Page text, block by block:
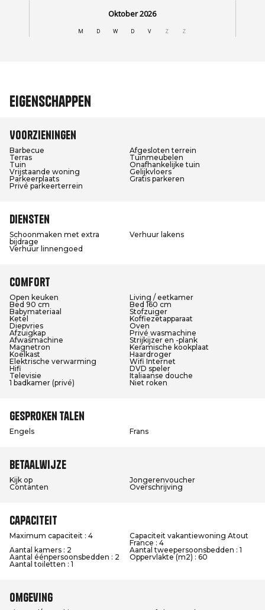
Eigenschappen
Voorzieningen
Barbecue
Afgesloten terrein
Terras
Tuinmeubelen
Tuin
Onafhankelijke tuin
Vrijstaande woning
Gelijkvloers
Parkeerplaats
Gratis parkeren
Privé parkeerterrein
Diensten
Schoonmaken met extra
bijdrage
Verhuur lakens
Verhuur linnengoed
Comfort
Open keuken
Living / eetkamer
Bed 90 cm
Bed 160 cm
Babymateriaal
Stofzuiger
Ketel
Koffiezetapparaat
Diepvries
Oven
Afzuigkap
Privé wasmachine
Afwasmachine
Strijkijzer en -plank
Magnetron
Keramische kookplaat
Koelkast
Haardroger
Elektrische verwarming
Wifi Internet
Hifi
DVD speler
Televisie
Italiaanse douche
1 badkamer (privé)
Niet roken
Gesproken talen
Engels Frans
Betaalwijze
Kijk op
Jongerenvoucher
Contanten
Overschrijving
Capaciteit
Maximum capaciteit : 4
Capaciteit vakantiewoning Atout
France : 4
Aantal kamers : 2
Aantal tweepersoonsbedden : 1
Aantal éénpersoonsbedden : 2
Oppervlakte (m2) : 60
Aantal toiletten : 1
Omgeving